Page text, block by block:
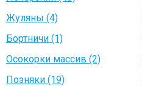
Жуляны (4)
Бортничи (1)
Осокорки массив (2)
Позняки (19)